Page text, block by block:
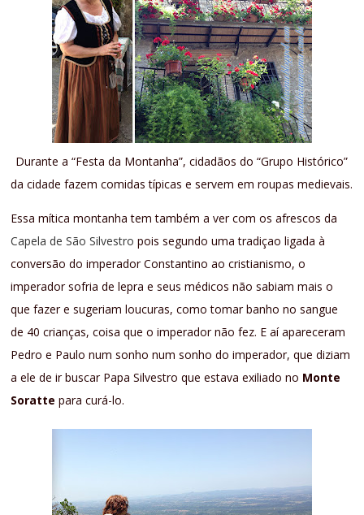
Durante a “Festa da Montanha”, cidadãos do “Grupo Histórico”
da cidade fazem comidas típicas e servem em roupas medievais.
Essa mítica montanha tem também a ver com os afrescos da
Capela de São Silvestro pois segundo uma tradiçao ligada à
conversão do imperador Constantino ao cristianismo, o
imperador sofria de lepra e seus médicos não sabiam mais o
que fazer e sugeriam loucuras, como tomar banho no sangue
de 40 crianças, coisa que o imperador não fez. E aí apareceram
Pedro e Paulo num sonho num sonho do imperador, que diziam
a ele de ir buscar Papa Silvestro que estava exiliado no Monte
Soratte para curá-lo.